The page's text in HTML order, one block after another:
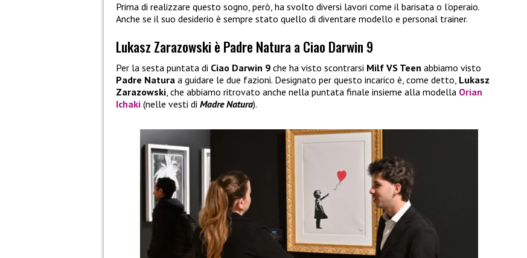
Prima di realizzare questo sogno, però, ha svolto diversi lavori come il barisata o l’operaio.
Anche se il suo desiderio è sempre stato quello di diventare modello e personal trainer.
Lukasz Zarazowski è Padre Natura a Ciao Darwin 9
Per la sesta puntata di Ciao Darwin 9 che ha visto scontrarsi Milf VS Teen abbiamo visto
Padre Natura a guidare le due fazioni. Designato per questo incarico è, come detto, Lukasz
Zarazowski, che abbiamo ritrovato anche nella puntata finale insieme alla modella Orian
Ichaki (nelle vesti di Madre Natura).